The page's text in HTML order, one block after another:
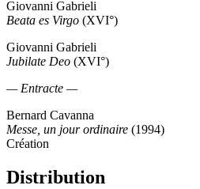
Giovanni Gabrieli
Beata es Virgo (XVI°)
Giovanni Gabrieli
Jubilate Deo (XVI°)
— Entracte —
Bernard Cavanna
Messe, un jour ordinaire (1994)
Création
Distribution